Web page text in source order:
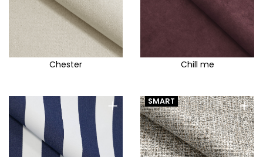
Chester Chill me
+ +
SMART